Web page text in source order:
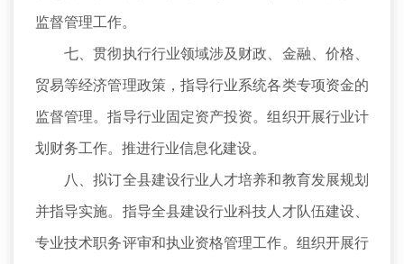
监督管理工作。
七、贯彻执行行业领域涉及财政、金融、价格、
贸易等经济管理政策，指导行业系统各类专项资金的
监督管理。指导行业固定资产投资。组织开展行业计
划财务工作。推进行业信息化建设。
八、拟订全县建设行业人才培养和教育发展规划
并指导实施。指导全县建设行业科技人才队伍建设、
专业技术职务评审和执业资格管理工作。组织开展行